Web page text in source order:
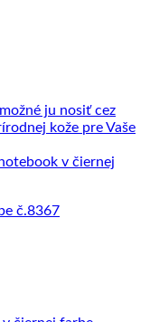
č.8367